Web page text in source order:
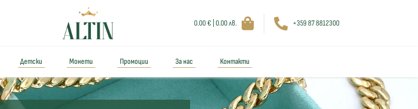
0.00 € | 0.00 лв. +359 87 8812300
Детски Монети Промоции За нас Контакти